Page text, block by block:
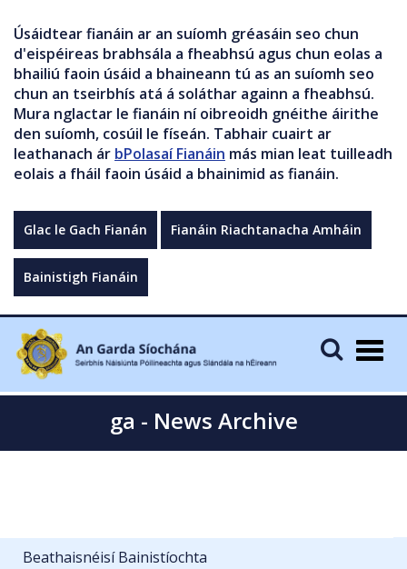
Úsáidtear fianáin ar an suíomh gréasáin seo chun
d'eispéireas brabhsála a fheabhsú agus chun eolas a
bhailiú faoin úsáid a bhaineann tú as an suíomh seo
chun an tseirbhís atá á soláthar againn a fheabhsú.
Mura nglactar le fianáin ní oibreoidh gnéithe áirithe
den suíomh, cosúil le físeán. Tabhair cuairt ar
leathanach ár bPolasaí Fianáin más mian leat tuilleadh
eolais a fháil faoin úsáid a bhainimid as fianáin.
Glac le Gach Fianán Fianáin Riachtanacha Amháin
Bainistigh Fianáin
ga - News Archive
Beathaisnéisí Bainistíochta